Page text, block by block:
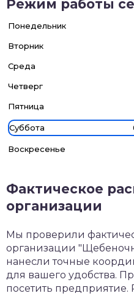
Режим работы
Понедельник
Вторник
Среда
Четверг
Пятница
Суббота
Воскресенье
Фактическое
организации
Мы проверили
организации
нанесли точные
для вашего удобства.
посетить